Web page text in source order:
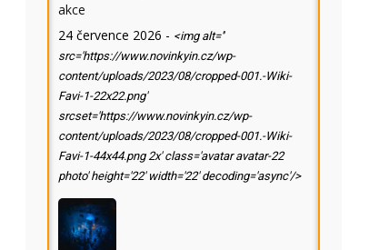
akce
24 července 2026 - <img alt=''
src='https://www.novinkyin.cz/wp-
content/uploads/2023/08/cropped-001.-Wiki-
Favi-1-22x22.png'
srcset='https://www.novinkyin.cz/wp-
content/uploads/2023/08/cropped-001.-Wiki-
Favi-1-44x44.png 2x' class='avatar avatar-22
photo' height='22' width='22' decoding='async'/>